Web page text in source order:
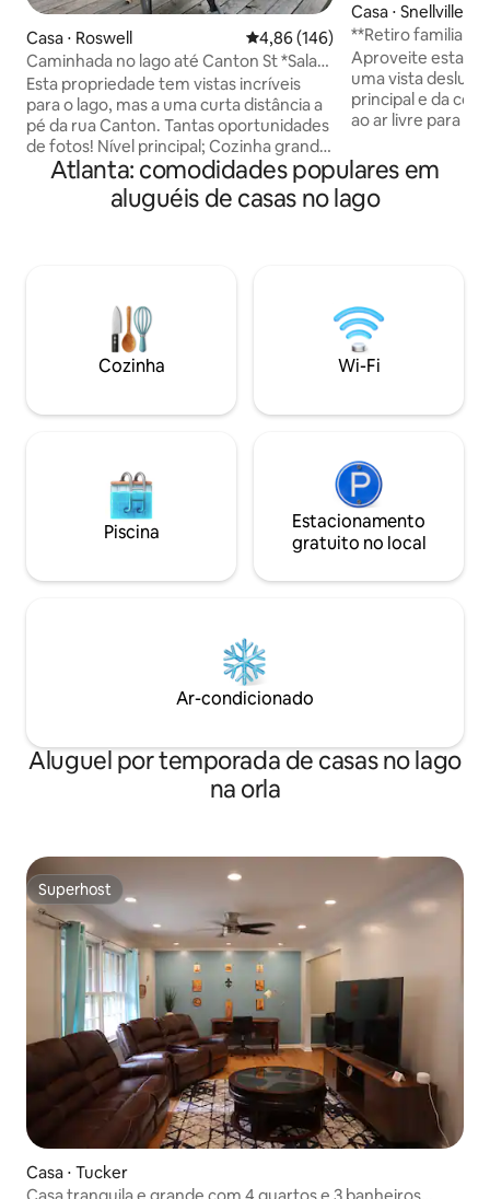
Casa ⋅ Roswell 4,86 de uma avaliação média de
4,86 (146)
Caminhada no lago até Canton St *Sala
de jogos/bar *chef kitc
Esta propriedade tem vistas incríveis
para o lago, mas a uma curta distância a
pé da rua Canton. Tantas oportunidades
de fotos! Nível principal; Cozinha grande
de plano aberto, sala de jantar com TV
de 75”, solário, deck, churrasqueira, 3
quartos, 2 banheiros e meio. Nível do
tecido e cadeira de braço, lareira com
cadeiras Adirondack, doca, caiaques,
barco de fundo plano, tudo para você!
Carrinho de golfe disponível para
Casa ⋅ Snellville
**Retiro familiar
quartos)
Aproveite esta
uma vista
principal e da
ao ar livre para
queridos. Usamos apenas camas de alta
qualidade para
descanso com
anos deve perguntar
por sua conta e
acesso à ÁREA comum da HOA é apenas
para residentes.
Atlanta: comodidades populares em
aluguéis de casas no lago
Cozinha Wi-Fi
Piscina
Estacionamento
gratuito no local
Ar-condicionado
Aluguel por temporada de casas no lago
na orla
Superhost
Superhost
Casa ⋅ Tucker